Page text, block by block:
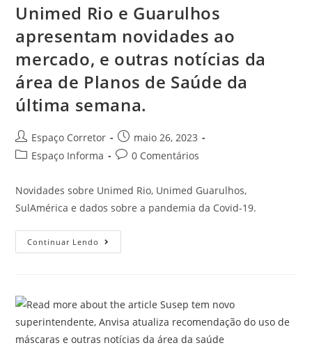
Unimed Rio e Guarulhos
apresentam novidades ao
mercado, e outras notícias da
área de Planos de Saúde da
última semana.
Espaço Corretor
maio 26, 2023
Espaço Informa
0 Comentários
Novidades sobre Unimed Rio, Unimed Guarulhos,
SulAmérica e dados sobre a pandemia da Covid-19.
Continuar Lendo